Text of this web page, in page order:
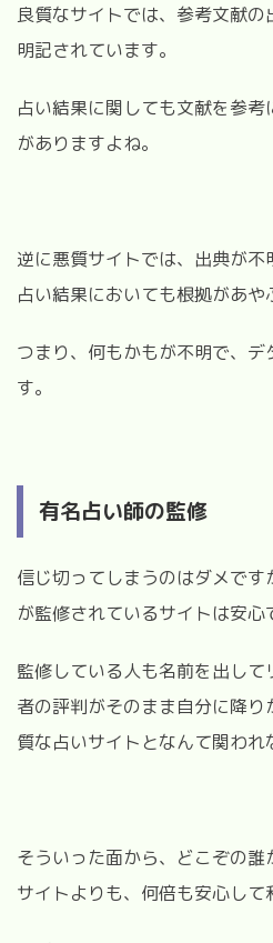
良質なサイトでは、参考文献の
明記されています。
占い結果に関しても文献を参
がありますよね。
逆に悪質サイトでは、出典が
占い結果においても根拠があや
つまり、何もかもが不明で、
す。
有名占い師の監修
信じ切ってしまうのはダメで
が監修されているサイトは安心
監修している人も名前を出し
者の評判がそのまま自分に降
質な占いサイトとなんて関われ
そういった面から、どこぞの
サイトよりも、何倍も安心して